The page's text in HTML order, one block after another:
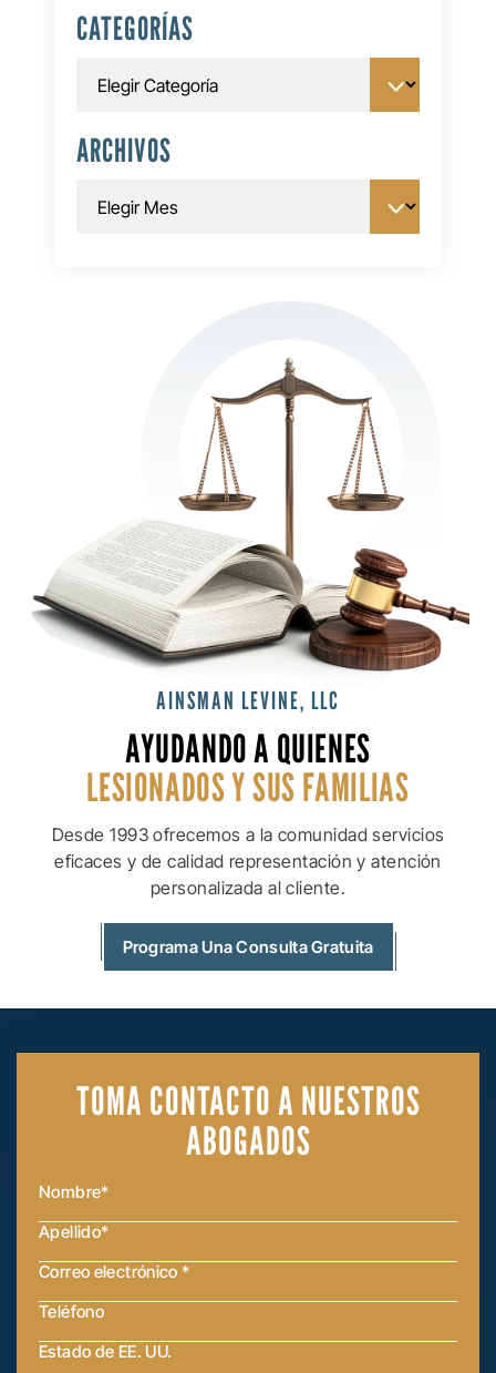
CATEGORÍAS
ARCHIVOS
AINSMAN LEVINE, LLC
AYUDANDO A QUIENES
LESIONADOS Y SUSFAMILIAS
Desde 1993 ofrecemos a la comunidad servicios
eficaces y de calidad representación y atención
personalizada al cliente.
Programa Una Consulta Gratuita
TOMA CONTACTOA NUESTROS
ABOGADOS